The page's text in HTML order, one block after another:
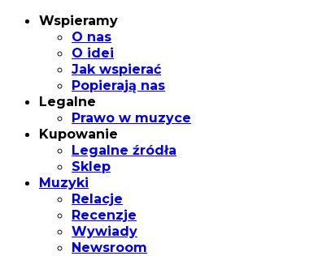
Wspieramy
O nas
O idei
Jak wspierać
Popierają nas
Legalne
Prawo w muzyce
Kupowanie
Legalne źródła
Sklep
Muzyki
Relacje
Recenzje
Wywiady
Newsroom